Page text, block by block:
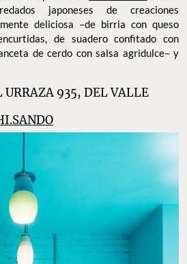
japoneses de creaciones
deliciosa –de birria con queso
de suadero confitado con
de cerdo con salsa agridulce– y
URRAZA 935, DEL VALLE